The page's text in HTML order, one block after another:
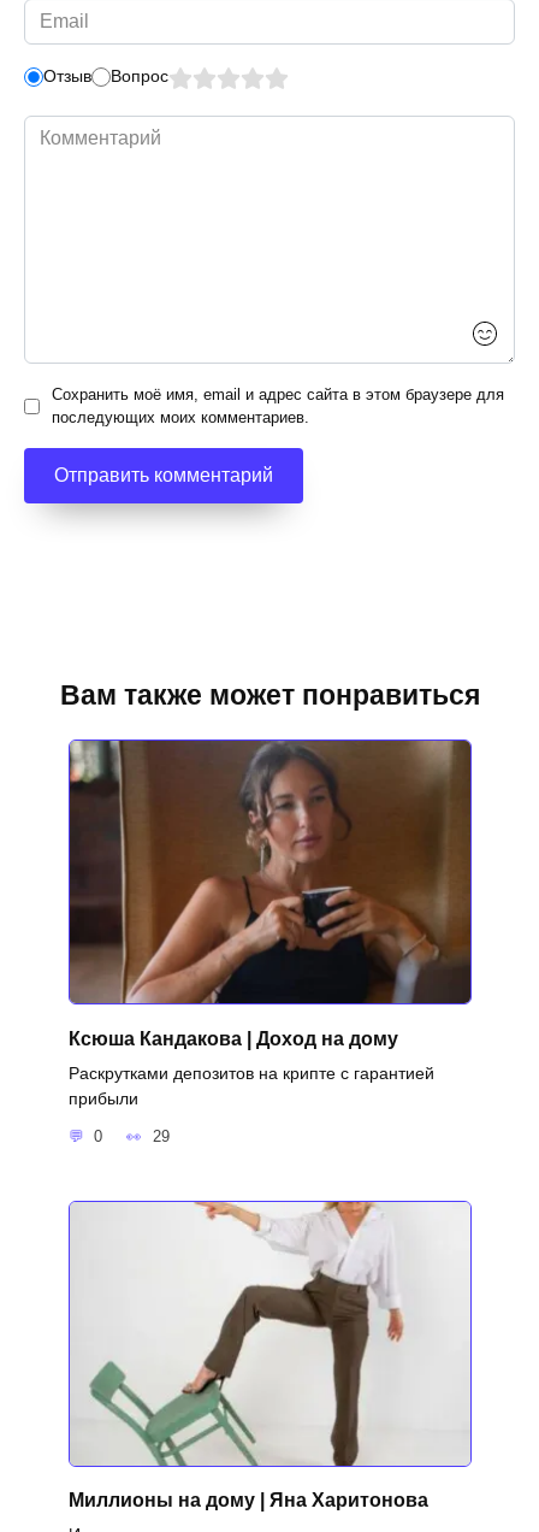
Email
*
Отзыв Вопрос
Комментарий
Сохранить моё имя, email и адрес сайта в этом браузере для
последующих моих комментариев.
Вам также может понравиться
Ксюша Кандакова | Доход на дому
Раскрутками депозитов на крипте с гарантией
прибыли
0 29
Миллионы на дому | Яна Харитонова